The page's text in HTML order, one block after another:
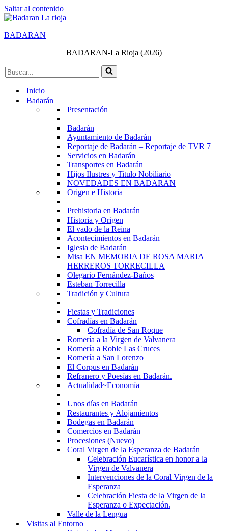
Saltar al contenido
BADARAN
BADARAN-La Rioja (2026)
Buscar...
Inicio
Badarán
Presentación
Badarán
Ayuntamiento de Badarán
Reportaje de Badarán – Reportaje de TVR 7
Servicios en Badarán
Transportes en Badarán
Hijos Ilustres y Titulo Nobiliario
NOVEDADES EN BADARAN
Origen e Historia
Prehistoria en Badarán
Historia y Origen
El vado de la Reina
Acontecimientos en Badarán
Iglesia de Badarán
Misa EN MEMORIA DE ROSA MARIA
HERREROS TORRECILLA
Olegario Fernández-Baños
Esteban Torrecilla
Tradición y Cultura
Fiestas y Tradiciones
Cofradías en Badarán
Cofradía de San Roque
Romería a la Virgen de Valvanera
Romería a Roble Las Cruces
Romería a San Lorenzo
El Corpus en Badarán
Refranero y Poesías en Badarán.
Actualidad~Economía
Unos días en Badarán
Restaurantes y Alojamientos
Bodegas en Badarán
Comercios en Badarán
Procesiones (Nuevo)
Coral Virgen de la Esperanza de Badarán
Celebración Eucarística en honor a la
Virgen de Valvanera
Intervenciones de la Coral Virgen de la
Esperanza
Celebración Fiesta de la Virgen de la
Esperanza o Expectación.
Valle de la Lengua
Visitas al Entorno